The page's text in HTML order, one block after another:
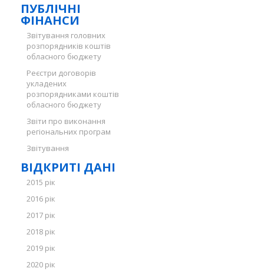
ПУБЛІЧНІ
ФІНАНСИ
Звітування головних
розпорядників коштів
обласного бюджету
Реєстри договорів
укладених
розпорядниками коштів
обласного бюджету
Звіти про виконання
регіональних програм
Звітування
ВІДКРИТІ ДАНІ
2015 рік
2016 рік
2017 рік
2018 рік
2019 рік
2020 рік